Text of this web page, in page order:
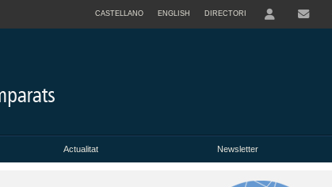
CASTELLANO ENGLISH DIRECTORI
Actualitat Newsletter